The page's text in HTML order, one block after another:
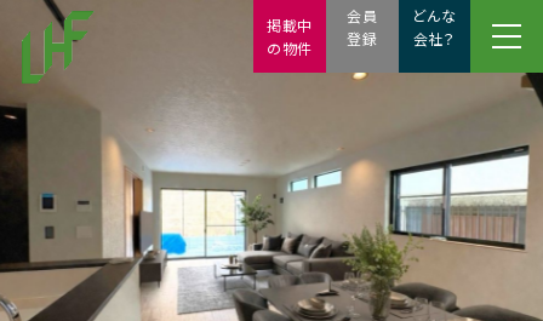
会員
登録
どんな
会社？
掲載中
の物件